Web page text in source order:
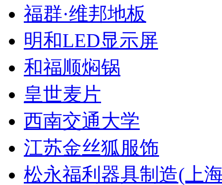
福群·维邦地板
明和LED显示屏
和福顺焖锅
皇世麦片
西南交通大学
江苏金丝狐服饰
松永福利器具制造(上